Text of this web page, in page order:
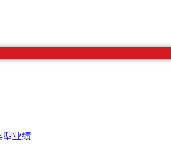
型业绩